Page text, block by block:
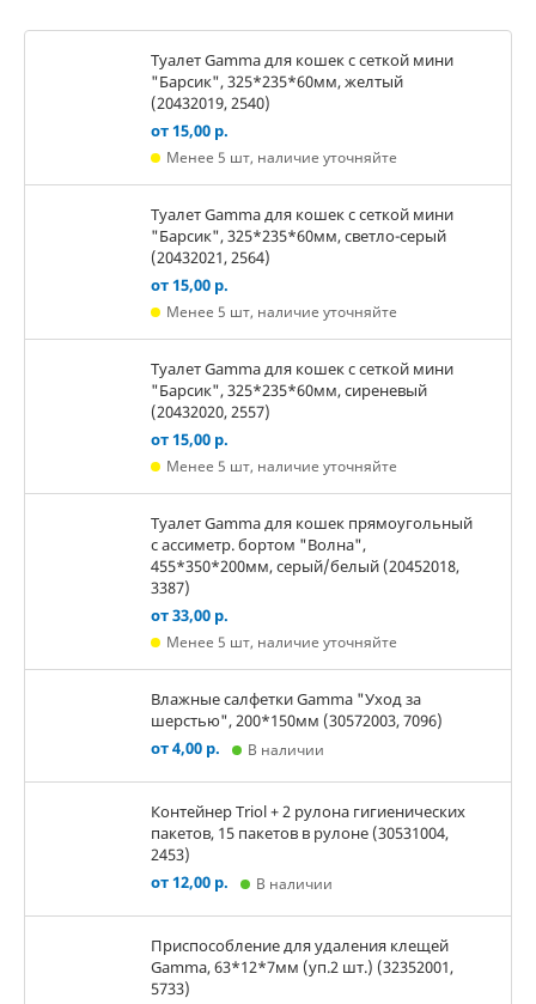
Туалет Gamma для кошек c сеткой мини
"Барсик", 325*235*60мм, желтый
(20432019, 2540)
от 15,00 р.
Менее 5 шт, наличие уточняйте
Туалет Gamma для кошек c сеткой мини
"Барсик", 325*235*60мм, светло-серый
(20432021, 2564)
от 15,00 р.
Менее 5 шт, наличие уточняйте
Туалет Gamma для кошек c сеткой мини
"Барсик", 325*235*60мм, сиреневый
(20432020, 2557)
от 15,00 р.
Менее 5 шт, наличие уточняйте
Туалет Gamma для кошек прямоугольный
с ассиметр. бортом "Волна",
455*350*200мм, серый/белый (20452018,
3387)
от 33,00 р.
Менее 5 шт, наличие уточняйте
Влажные салфетки Gamma "Уход за
шерстью", 200*150мм (30572003, 7096)
от 4,00 р.
В наличии
Контейнер Triol + 2 рулона гигиенических
пакетов, 15 пакетов в рулоне (30531004,
2453)
от 12,00 р.
В наличии
Приспособление для удаления клещей
Gamma, 63*12*7мм (уп.2 шт.) (32352001,
5733)